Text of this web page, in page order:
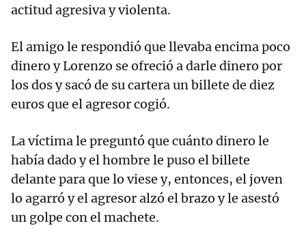
actitud agresiva y violenta.
El amigo le respondió que llevaba encima poco
dinero y Lorenzo se ofreció a darle dinero por
los dos y sacó de su cartera un billete de diez
euros que el agresor cogió.
La víctima le preguntó que cuánto dinero le
había dado y el hombre le puso el billete
delante para que lo viese y, entonces, el joven
lo agarró y el agresor alzó el brazo y le asestó
un golpe con el machete.